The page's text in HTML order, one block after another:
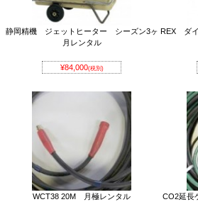
静岡精機 ジェットヒーター シーズン3ヶ
月レンタル
¥84,000(税別)
REX ダ
WCT38 20M 月極レンタル
CO2延長